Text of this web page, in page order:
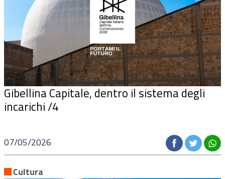
Gibellina Capitale, dentro il sistema degli
incarichi /4
07/05/2026
Cultura